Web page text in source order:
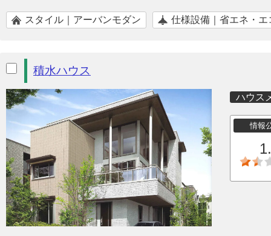
スタイル｜アーバンモダン 仕様設備｜省エネ・エ
積水ハウス
ハウス
情報